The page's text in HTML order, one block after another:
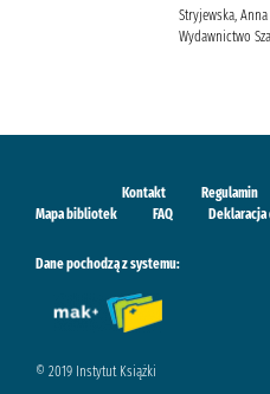
Stryjewska, Anna
Wydawnictwo
Kontakt Regulamin
Mapa bibliotek
FAQ
Dane pochodzą z systemu:
© 2019 Instytut Książki